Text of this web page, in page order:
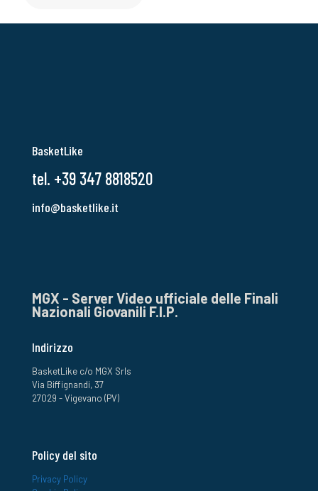
BasketLike
tel. +39 347 8818520
info@basketlike.it
MGX - Server Video ufficiale delle Finali
Nazionali Giovanili F.I.P.
Indirizzo
BasketLike c/o MGX Srls
Via Biffignandi, 37
27029 - Vigevano (PV)
Policy del sito
Privacy Policy